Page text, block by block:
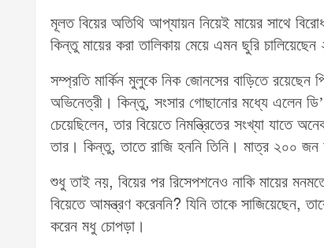
মূলত বিয়ের অতিথি আপ্যায়ন নিয়েই মায়ের সাথে
কিন্তু মায়ের করা তালিকায় মেয়ে এমন ছুরি
সম্প্রতি মার্কিন মুলুকে নিক জোনসের বাড়িতে রয়েছেন
অভিনেত্রী। কিন্তু, সংসার গোছানোর মধ্যে এলেন
চেয়েছিলেন, তার বিয়েতে নিমন্ত্রিতের সংখ্যা যাতে
তার। কিন্তু, তাতে রাজি হননি তিনি। মাত্র ২০০ জন
শুধু তাই নয়, বিয়ের পর রিসেপশনেও নাকি মায়ের
বিয়েতে আমন্ত্রণ করেননি? যিনি তাকে সাজিয়েছেন,
করেন মধু চোপড়া।